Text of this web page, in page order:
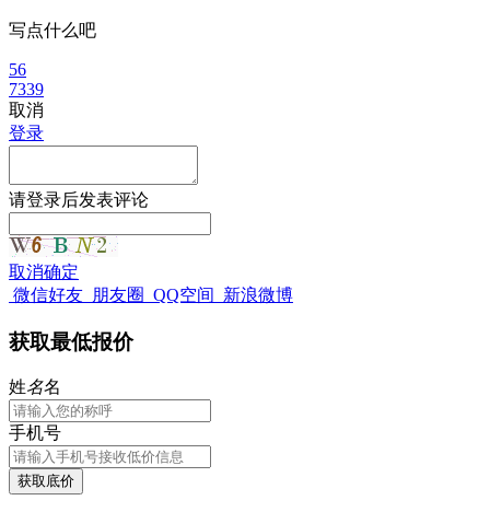
写点什么吧
56
7339
取消
登录
请登录后发表评论
取消确定
微信好友 朋友圈 QQ空间 新浪微博
获取最低报价
姓名名
手机号
获取底价